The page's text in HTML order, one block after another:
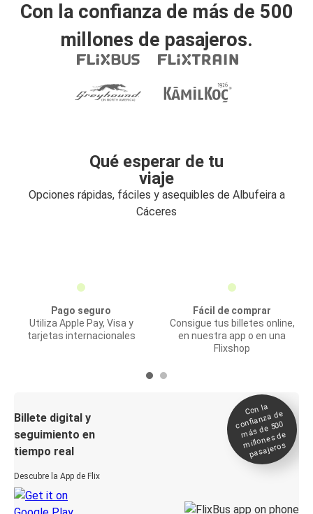
Con la confianza de más de 500
millones de pasajeros.
Qué esperar de tu
viaje
Opciones rápidas, fáciles y asequibles de Albufeira a
Cáceres
Pago seguro
Utiliza Apple Pay, Visa y
tarjetas internacionales
Fácil de comprar
Consigue tus billetes online,
en nuestra app o en una
Flixshop
Billete digital y
seguimiento en
tiempo real
Descubre la App de Flix
Con la
confianza de
más de 500
millones de
pasajeros